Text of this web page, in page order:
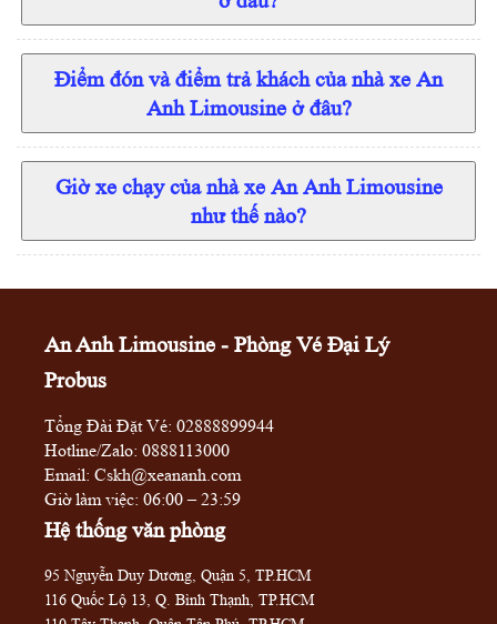
Điểm đón và điểm trả khách của nhà xe An
Anh Limousine ở đâu?
Giờ xe chạy của nhà xe An Anh Limousine
như thế nào?
An Anh Limousine - Phòng Vé Đại Lý
Probus
Tổng Đài Đặt Vé:02888899944
Hotline/Zalo:0888113000
Email: Cskh@xeananh.com
Giờ làm việc: 06:00 – 23:59
Hệ thống văn phòng
95 Nguyễn Duy Dương, Quận 5, TP.HCM
116 Quốc Lộ 13, Q. Bình Thạnh, TP.HCM